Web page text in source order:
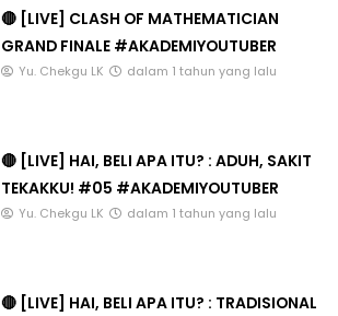
🔴 [LIVE] CLASH OF MATHEMATICIAN
GRAND FINALE #AKADEMIYOUTUBER
Yu. Chekgu LK dalam 1 tahun yang lalu
🔴 [LIVE] HAI, BELI APA ITU? : ADUH, SAKIT
TEKAKKU! #05 #AKADEMIYOUTUBER
Yu. Chekgu LK dalam 1 tahun yang lalu
🔴 [LIVE] HAI, BELI APA ITU? : TRADISIONAL